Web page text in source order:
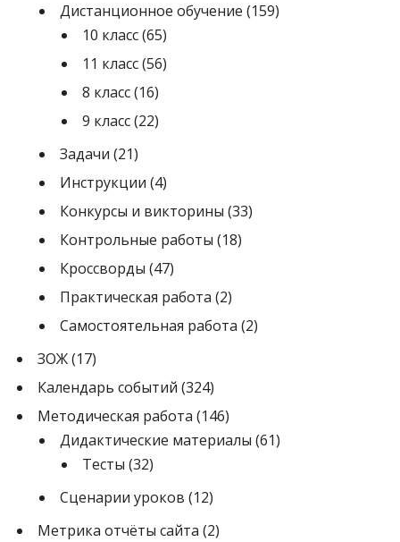
Дистанционное обучение (159)
10 класс(65)
11 класс(56)
8 класс(16)
9 класс(22)
Задачи (21)
Инструкции (4)
Конкурсы и викторины (33)
Контрольные работы (18)
Кроссворды (47)
Практическая работа (2)
Самостоятельная работа (2)
ЗОЖ(17)
Календарь событий (324)
Методическая работа (146)
Дидактические материалы (61)
Тесты (32)
Сценарии уроков (12)
Метрика отчёты сайта (2)